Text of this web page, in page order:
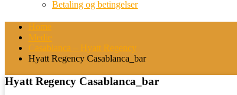
Betaling og betingelser
Home
Medie
Casablanca – Hyatt Regency
Hyatt Regency Casablanca_bar
Hyatt Regency Casablanca_bar